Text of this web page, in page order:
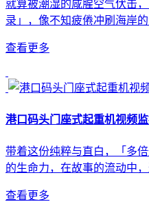
就算被潮湿的咸腥空气伏击
录」，像不知疲倦冲刷海岸的
查看更多
港口码头门座式起重机视频
带着这份纯粹与直白，「多
的生命力，在故事的流动中，
查看更多